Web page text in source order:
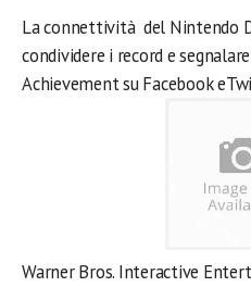
La connettività del Nintendo
condividere i record e
Achievement su Facebook
Warner Bros. Interactive